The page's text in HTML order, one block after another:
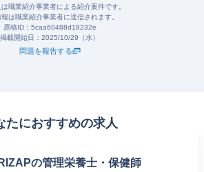
は職業紹介事業者による紹介案件です。
報は職業紹介事業者に送信されます。
原稿ID： 5caa60488d18232e
掲載開始日： 2025/10/29（水）
問題を報告する
たにおすすめの求人
の管理栄養士・保健師